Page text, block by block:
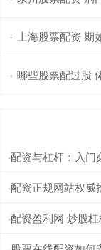
· 上海股票配资 期如
· 哪些股票配过股
·配资与杠杆：入门
·配资正规网站权威
·配资盈利网 炒股